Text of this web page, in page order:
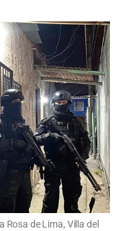
de Lima, Villa del